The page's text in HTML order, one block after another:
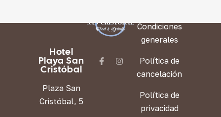
Hotel
Playa San
Cristóbal
Plaza San
Cristóbal, 5
Condiciones
generales
Política de
cancelación
Política de
privacidad